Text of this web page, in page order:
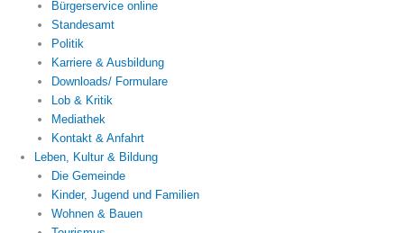
Bürgerservice online
Standesamt
Politik
Karriere & Ausbildung
Downloads/ Formulare
Lob & Kritik
Mediathek
Kontakt & Anfahrt
Leben, Kultur & Bildung
Die Gemeinde
Kinder, Jugend und Familien
Wohnen & Bauen